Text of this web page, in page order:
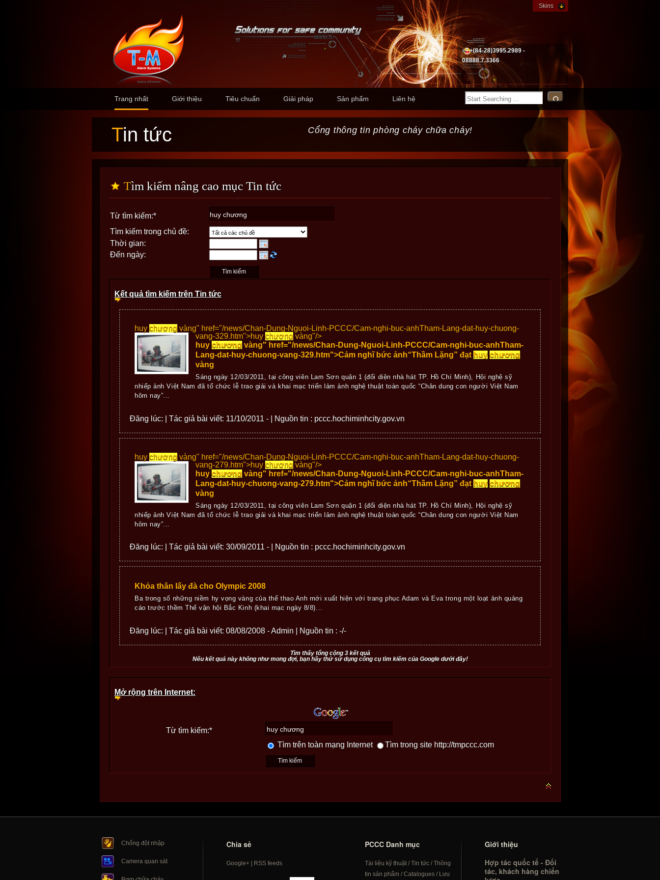
Skins
+(84-28)3995.2989 -
08888.7.3366
Trang nhất Giới thiệu Tiêu chuẩn Giải pháp Sản phẩm Liên hệ
Tin tức Cổng thông tin phòng cháy chữa cháy!
Tìm kiếm nâng cao mục Tin tức
Từ tìm kiếm:*
Tìm kiếm trong chủ đề:
Thời gian:
Đến ngày:
Kết quả tìm kiếm trên Tin tức
huy chương vàng" href="/news/Chan-Dung-Nguoi-Linh-PCCC/Cam-nghi-buc-anhTham-Lang-dat-huy-chuong-
vang-329.htm">huy chương vàng"/>
huy chương vàng" href="/news/Chan-Dung-Nguoi-Linh-PCCC/Cam-nghi-buc-anhTham-
Lang-dat-huy-chuong-vang-329.htm">Cảm nghĩ bức ảnh“Thầm Lặng” đạt huy chương
vàng
Sáng ngày 12/03/2011, tại công viên Lam Sơn quận 1 (đối diện nhà hát TP. Hồ Chí Minh), Hội nghệ sỹ
nhiếp ảnh Việt Nam đã tổ chức lễ trao giải và khai mạc triển lảm ảnh nghệ thuật toàn quốc “Chân dung con người Việt Nam
hôm nay”...
Đăng lúc: | Tác giả bài viết: 11/10/2011 - | Nguồn tin : pccc.hochiminhcity.gov.vn
huy chương vàng" href="/news/Chan-Dung-Nguoi-Linh-PCCC/Cam-nghi-buc-anhTham-Lang-dat-huy-chuong-
vang-279.htm">huy chương vàng"/>
huy chương vàng" href="/news/Chan-Dung-Nguoi-Linh-PCCC/Cam-nghi-buc-anhTham-
Lang-dat-huy-chuong-vang-279.htm">Cảm nghĩ bức ảnh“Thầm Lặng” đạt huy chương
vàng
Sáng ngày 12/03/2011, tại công viên Lam Sơn quận 1 (đối diện nhà hát TP. Hồ Chí Minh), Hội nghệ sỹ
nhiếp ảnh Việt Nam đã tổ chức lễ trao giải và khai mạc triển lảm ảnh nghệ thuật toàn quốc “Chân dung con người Việt Nam
hôm nay”...
Đăng lúc: | Tác giả bài viết: 30/09/2011 - | Nguồn tin : pccc.hochiminhcity.gov.vn
Khỏa thân lấy đà cho Olympic 2008
Ba trong số những niềm hy vọng vàng của thể thao Anh mới xuất hiện với trang phục Adam và Eva trong một loạt ảnh quảng
cáo trước thềm Thế vận hội Bắc Kinh (khai mạc ngày 8/8)...
Đăng lúc: | Tác giả bài viết: 08/08/2008 - Admin | Nguồn tin : -/-
Tìm thấy tổng cộng 3 kết quả
Nếu kết quả này không như mong đợi, bạn hãy thử sử dụng công cụ tìm kiếm của Google dưới đây!
Mở rộng trên Internet:
Từ tìm kiếm:*
Tìm trên toàn mạng Internet
Tìm trong site http://tmpccc.com
Chống đột nhập
Camera quan sát
Chia sẻ
Google+| RSS feeds
PCCC Danh mục
Tài liệu kỹ thuật/Tin tức/Thông
tin sản phẩm/Catalogues/ Lưu
Giới thiệu
Hợp tác quốc tế - Đối
tác, khách hàng chiến